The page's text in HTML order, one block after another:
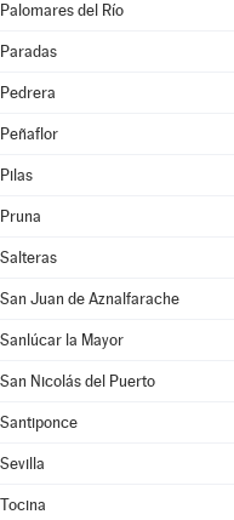
Palomares del Río
Paradas
Pedrera
Peñaflor
Pilas
Pruna
Salteras
San Juan de Aznalfarache
Sanlúcar la Mayor
San Nicolás del Puerto
Santiponce
Sevilla
Tocina